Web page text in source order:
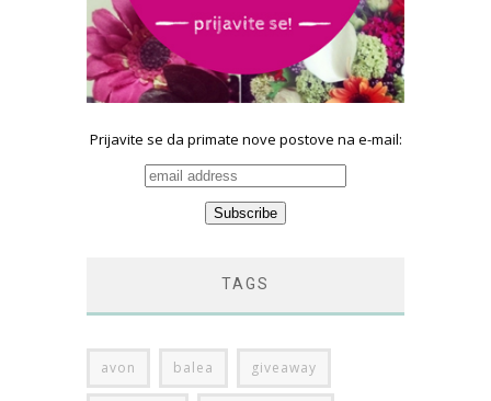
Prijavite se da primate nove postove na e-mail:
TAGS
avon balea giveaway